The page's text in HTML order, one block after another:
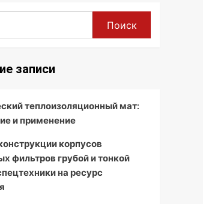
Поиск
записи
теплоизоляционный мат:
и применение
корпусов
фильтров грубой и тонкой
на ресурс